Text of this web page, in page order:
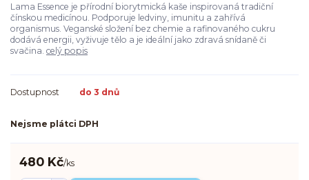
Lama Essence je přírodní biorytmická kaše inspirovaná tradiční
čínskou medicínou. Podporuje ledviny, imunitu a zahřívá
organismus. Veganské složení bez chemie a rafinovaného cukru
dodává energii, vyživuje tělo a je ideální jako zdravá snídaně či
svačina. celý popis
Dostupnost do 3 dnů
Nejsme plátci DPH
480 Kč/ks